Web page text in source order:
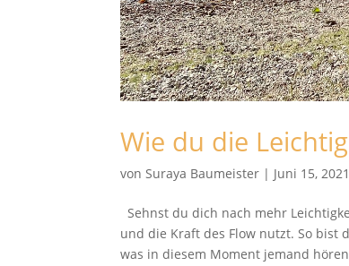
Wie du die
von Suraya Baumeister | Juni 15, 2021
Sehnst du dich nach mehr
und die Kraft des Flow nutzt. So bist
was in diesem Moment jemand